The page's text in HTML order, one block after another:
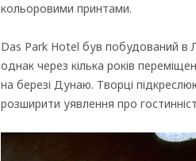
кольоровими принтами.
Das Park Hotel був побудований в
однак через кілька років
на березі Дунаю. Творці
розширити уявлення про